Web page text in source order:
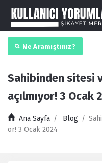
Ne Aramıştınız?
Sahibinden sitesi
açılmıyor! 3 Ocak
Ana Sayfa / Blog /
or! 3 Ocak 2024